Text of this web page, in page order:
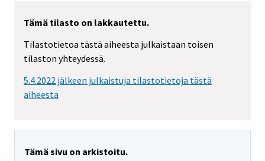
Tämä tilasto on lakkautettu.
Tilastotietoa tästä aiheesta julkaistaan toisen
tilaston yhteydessä.
5.4.2022 jälkeen julkaistuja tilastotietoja tästä
aiheesta
Tämä sivu on arkistoitu.